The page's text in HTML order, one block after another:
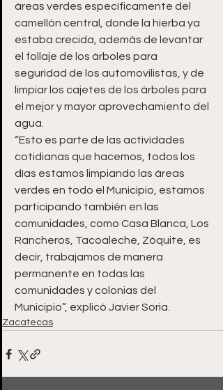
áreas verdes específicamente del
camellón central, donde la hierba ya
estaba crecida, además de levantar
el follaje de los árboles para
seguridad de los automovilistas, y de
limpiar los cajetes de los árboles para
el mejor y mayor aprovechamiento del
agua.
“Esto es parte de las actividades
cotidianas que hacemos, todos los
días estamos limpiando las áreas
verdes en todo el Municipio, estamos
participando también en las
comunidades, como Casa Blanca, Los
Rancheros, Tacoaleche, Zóquite, es
decir, trabajamos de manera
permanente en todas las
comunidades y colonias del
Municipio”, explicó Javier Soria.
Zacatecas